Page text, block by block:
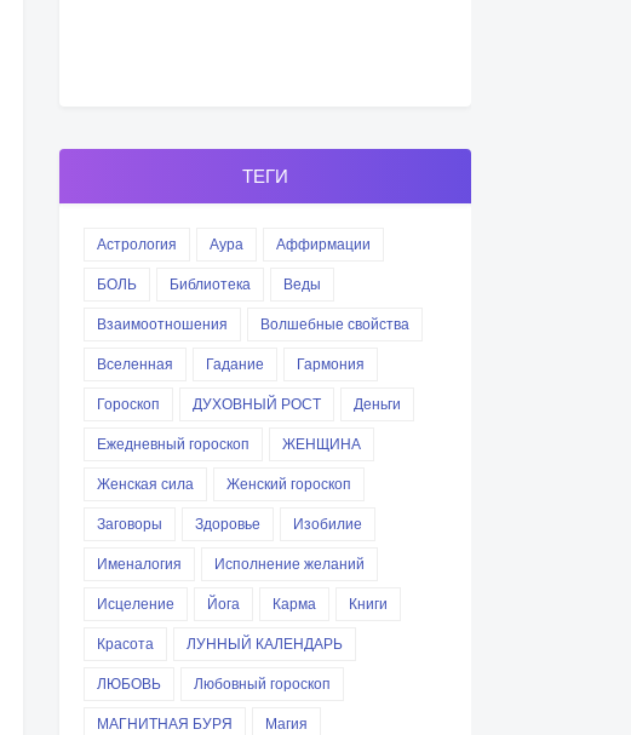
ТЕГИ
Астрология Аура
Аффирмации
БОЛЬ
Библиотека
Веды
Взаимоотношения
Волшебные свойства
Вселенная
Гадание
Гармония
Гороскоп
ДУХОВНЫЙ РОСТ
Деньги
Ежедневный гороскоп
ЖЕНЩИНА
Женская сила
Женский гороскоп
Заговоры
Здоровье
Изобилие
Именалогия
Исполнение желаний
Исцеление
Йога Карма
Книги
Красота
ЛУННЫЙ КАЛЕНДАРЬ
ЛЮБОВЬ
Любовный гороскоп
МАГНИТНАЯ БУРЯ
Магия